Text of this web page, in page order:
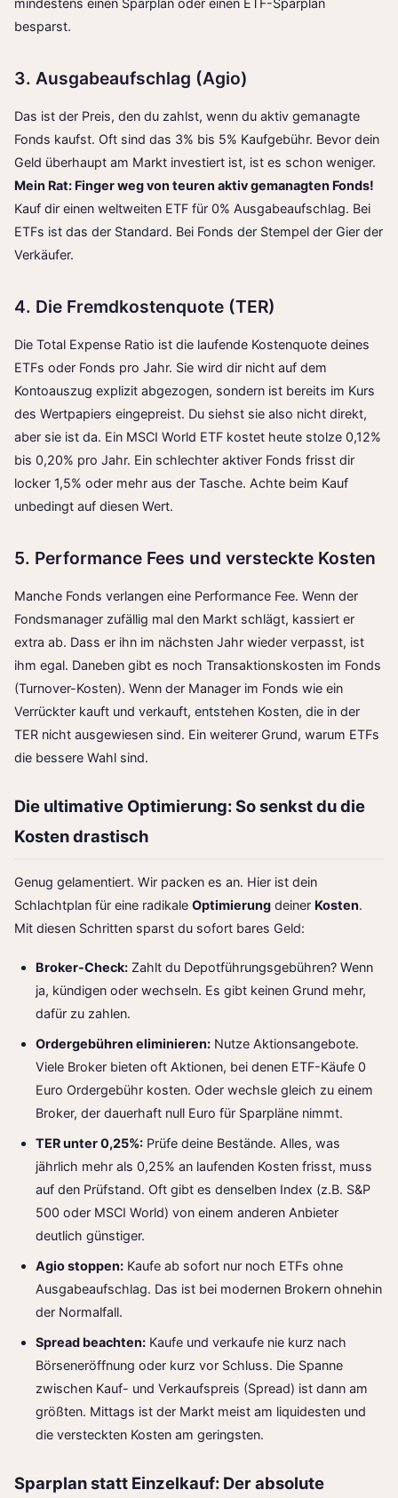
mindestens einen Sparplan oder einen ETF-Sparplan
besparst.
3. Ausgabeaufschlag (Agio)
Das ist der Preis, den du zahlst, wenn du aktiv gemanagte
Fonds kaufst. Oft sind das 3% bis 5% Kaufgebühr. Bevor dein
Geld überhaupt am Markt investiert ist, ist es schon weniger.
Mein Rat: Finger weg von teuren aktiv gemanagten Fonds!
Kauf dir einen weltweiten ETF für 0% Ausgabeaufschlag. Bei
ETFs ist das der Standard. Bei Fonds der Stempel der Gier der
Verkäufer.
4. Die Fremdkostenquote (TER)
Die Total Expense Ratio ist die laufende Kostenquote deines
ETFs oder Fonds pro Jahr. Sie wird dir nicht auf dem
Kontoauszug explizit abgezogen, sondern ist bereits im Kurs
des Wertpapiers eingepreist. Du siehst sie also nicht direkt,
aber sie ist da. Ein MSCI World ETF kostet heute stolze 0,12%
bis 0,20% pro Jahr. Ein schlechter aktiver Fonds frisst dir
locker 1,5% oder mehr aus der Tasche. Achte beim Kauf
unbedingt auf diesen Wert.
5. Performance Fees und versteckte Kosten
Manche Fonds verlangen eine Performance Fee. Wenn der
Fondsmanager zufällig mal den Markt schlägt, kassiert er
extra ab. Dass er ihn im nächsten Jahr wieder verpasst, ist
ihm egal. Daneben gibt es noch Transaktionskosten im Fonds
(Turnover-Kosten). Wenn der Manager im Fonds wie ein
Verrückter kauft und verkauft, entstehen Kosten, die in der
TER nicht ausgewiesen sind. Ein weiterer Grund, warum ETFs
die bessere Wahl sind.
Die ultimative Optimierung: So senkst du die
Kosten drastisch
Genug gelamentiert. Wir packen es an. Hier ist dein
Schlachtplan für eine radikale Optimierung deiner Kosten.
Mit diesen Schritten sparst du sofort bares Geld:
Broker-Check: Zahlt du Depotführungsgebühren? Wenn
ja, kündigen oder wechseln. Es gibt keinen Grund mehr,
dafür zu zahlen.
Ordergebühren eliminieren: Nutze Aktionsangebote.
Viele Broker bieten oft Aktionen, bei denen ETF-Käufe 0
Euro Ordergebühr kosten. Oder wechsle gleich zu einem
Broker, der dauerhaft null Euro für Sparpläne nimmt.
TER unter 0,25%: Prüfe deine Bestände. Alles, was
jährlich mehr als 0,25% an laufenden Kosten frisst, muss
auf den Prüfstand. Oft gibt es denselben Index (z.B. S&P
500 oder MSCI World) von einem anderen Anbieter
deutlich günstiger.
Agio stoppen: Kaufe ab sofort nur noch ETFs ohne
Ausgabeaufschlag. Das ist bei modernen Brokern ohnehin
der Normalfall.
Spread beachten: Kaufe und verkaufe nie kurz nach
Börseneröffnung oder kurz vor Schluss. Die Spanne
zwischen Kauf- und Verkaufspreis (Spread) ist dann am
größten. Mittags ist der Markt meist am liquidesten und
die versteckten Kosten am geringsten.
Sparplan statt Einzelkauf: Der absolute